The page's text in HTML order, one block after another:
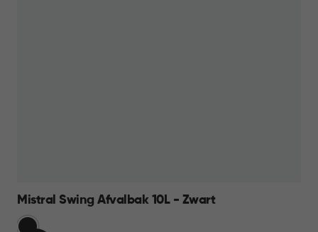
Mistral Swing Afvalbak 10L - Zwart
Zwart